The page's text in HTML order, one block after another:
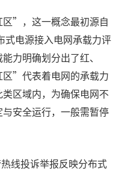
”，这一概念最初源自
式电源接入电网承载力评
力明确划分出了红、
”代表着电网的承载力
区域内，为确保电网不
安全运行，一般需暂停
线投诉举报反映分布式